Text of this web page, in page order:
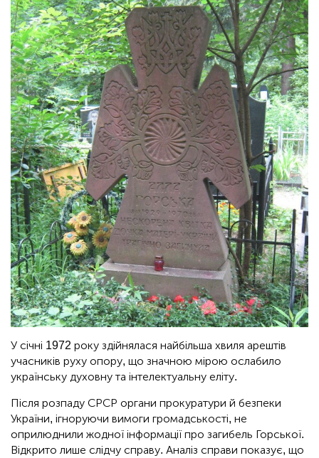
У січні 1972 року здійнялася найбільша хвиля арештів
учасників руху опору, що значною мірою ослабило
українську духовну та інтелектуальну еліту.
Після розпаду СРСР органи прокуратури й безпеки
України, ігноруючи вимоги громадськості, не
оприлюднили жодної інформації про загибель Горської.
Відкрито лише слідчу справу. Аналіз справи показує, що